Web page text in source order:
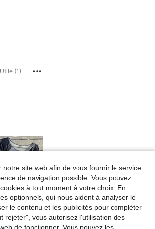
Utile (1)
Utile (0)
site web afin de vous fournir le service
de navigation possible. Vous pouvez
à tout moment à votre choix. En
optionnels, qui nous aident à analyser le
le contenu et les publicités pour compléter
rejeter", vous autorisez l'utilisation des
de fonctionner. Vous pouvez les